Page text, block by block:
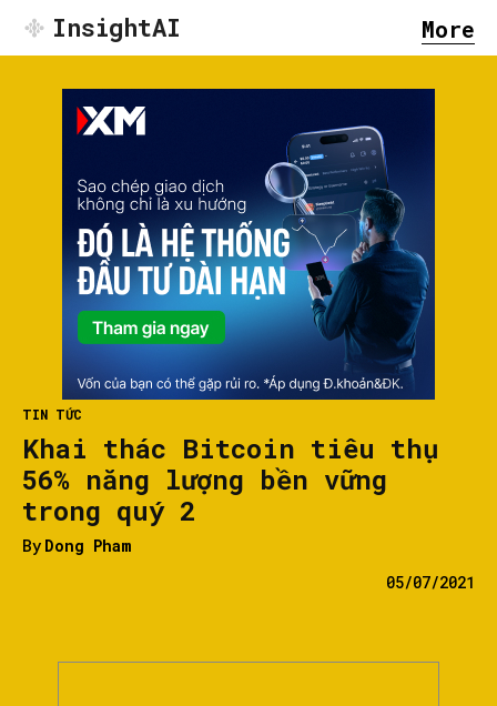
InsightAI More
TIN TỨC
Khai thác Bitcoin tiêu thụ
56% năng lượng bền vững
trong quý 2
By Dong Pham
05/07/2021